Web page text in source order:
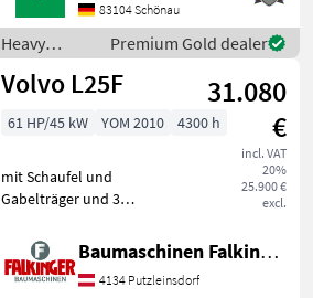
WERKZEUGAUFNAHMEMotor-
Moderner Kubota
Dreizylinderdieselmotor,
Typ
83104 Schönau
Heavy
equipment/
construction
Sonstige
Premium Gold dealer
Volvo L25F
31.080
€
incl. VAT
20%
25.900 €
excl.
61 HP/45 kW YOM 2010 4300 h
mit Schaufel und
Gabelträger und 3
Betriebsgewicht: 5200kg
Reifen 70% Der Volvo L25F
ist in einem guten
Baumaschinen Falkinger
4134 Putzleinsdorf